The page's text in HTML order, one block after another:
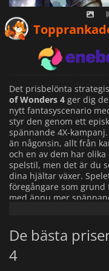
Det prisbelönta
of Wonders 4 ger dig
nytt fantasyscenario
styr den genom ett
spännande 4X-kampanj.
än någonsin, allt från
och en av dem har
spelstil, men det är du
dina hjältar växer.
föregångare som
med ännu mer
Naturligtvis måste du
inklusive de som tillhör
neutrala monster och
dem i taktiska
De bästa
4